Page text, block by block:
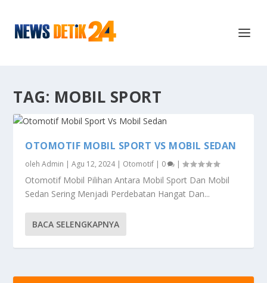
TAG: MOBIL SPORT
OTOMOTIF MOBIL SPORT VS MOBIL SEDAN
olehAdmin |Agu 12, 2024| Otomotif | 0 |
Otomotif Mobil Pilihan Antara Mobil Sport Dan Mobil
Sedan Sering Menjadi Perdebatan Hangat Dan...
BACA SELENGKAPNYA